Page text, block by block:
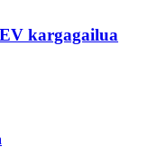
kargagailua